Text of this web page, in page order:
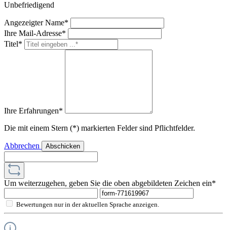
Unbefriedigend
Angezeigter Name*
Ihre Mail-Adresse*
Titel*
Ihre Erfahrungen*
Die mit einem Stern (*) markierten Felder sind Pflichtfelder.
Abbrechen Abschicken
Um weiterzugehen, geben Sie die oben abgebildeten Zeichen ein*
Bewertungen nur in der aktuellen Sprache anzeigen.